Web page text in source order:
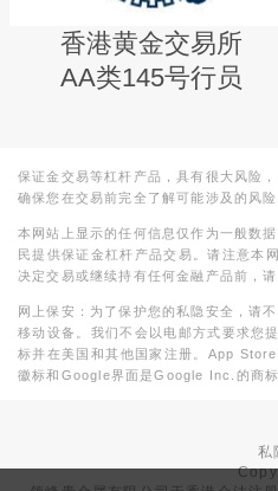
香港黄金交易所
AA类145号行员
保证金交易等杠杆产品，具有很大风险
确保您在交易前完全了解可能涉及的风险
本网站上显示的任何信息仅作为一般数
民提供保证金杠杆产品交易。请注意本
决定交易或继续持有任何金融产品前，
网上保安：为了保护您的私隐安全，请
移动设备。我们不会以电邮方式要求
标并在美国和其他国家注册。App
徽标和Google界面是Google Inc.的商标
私